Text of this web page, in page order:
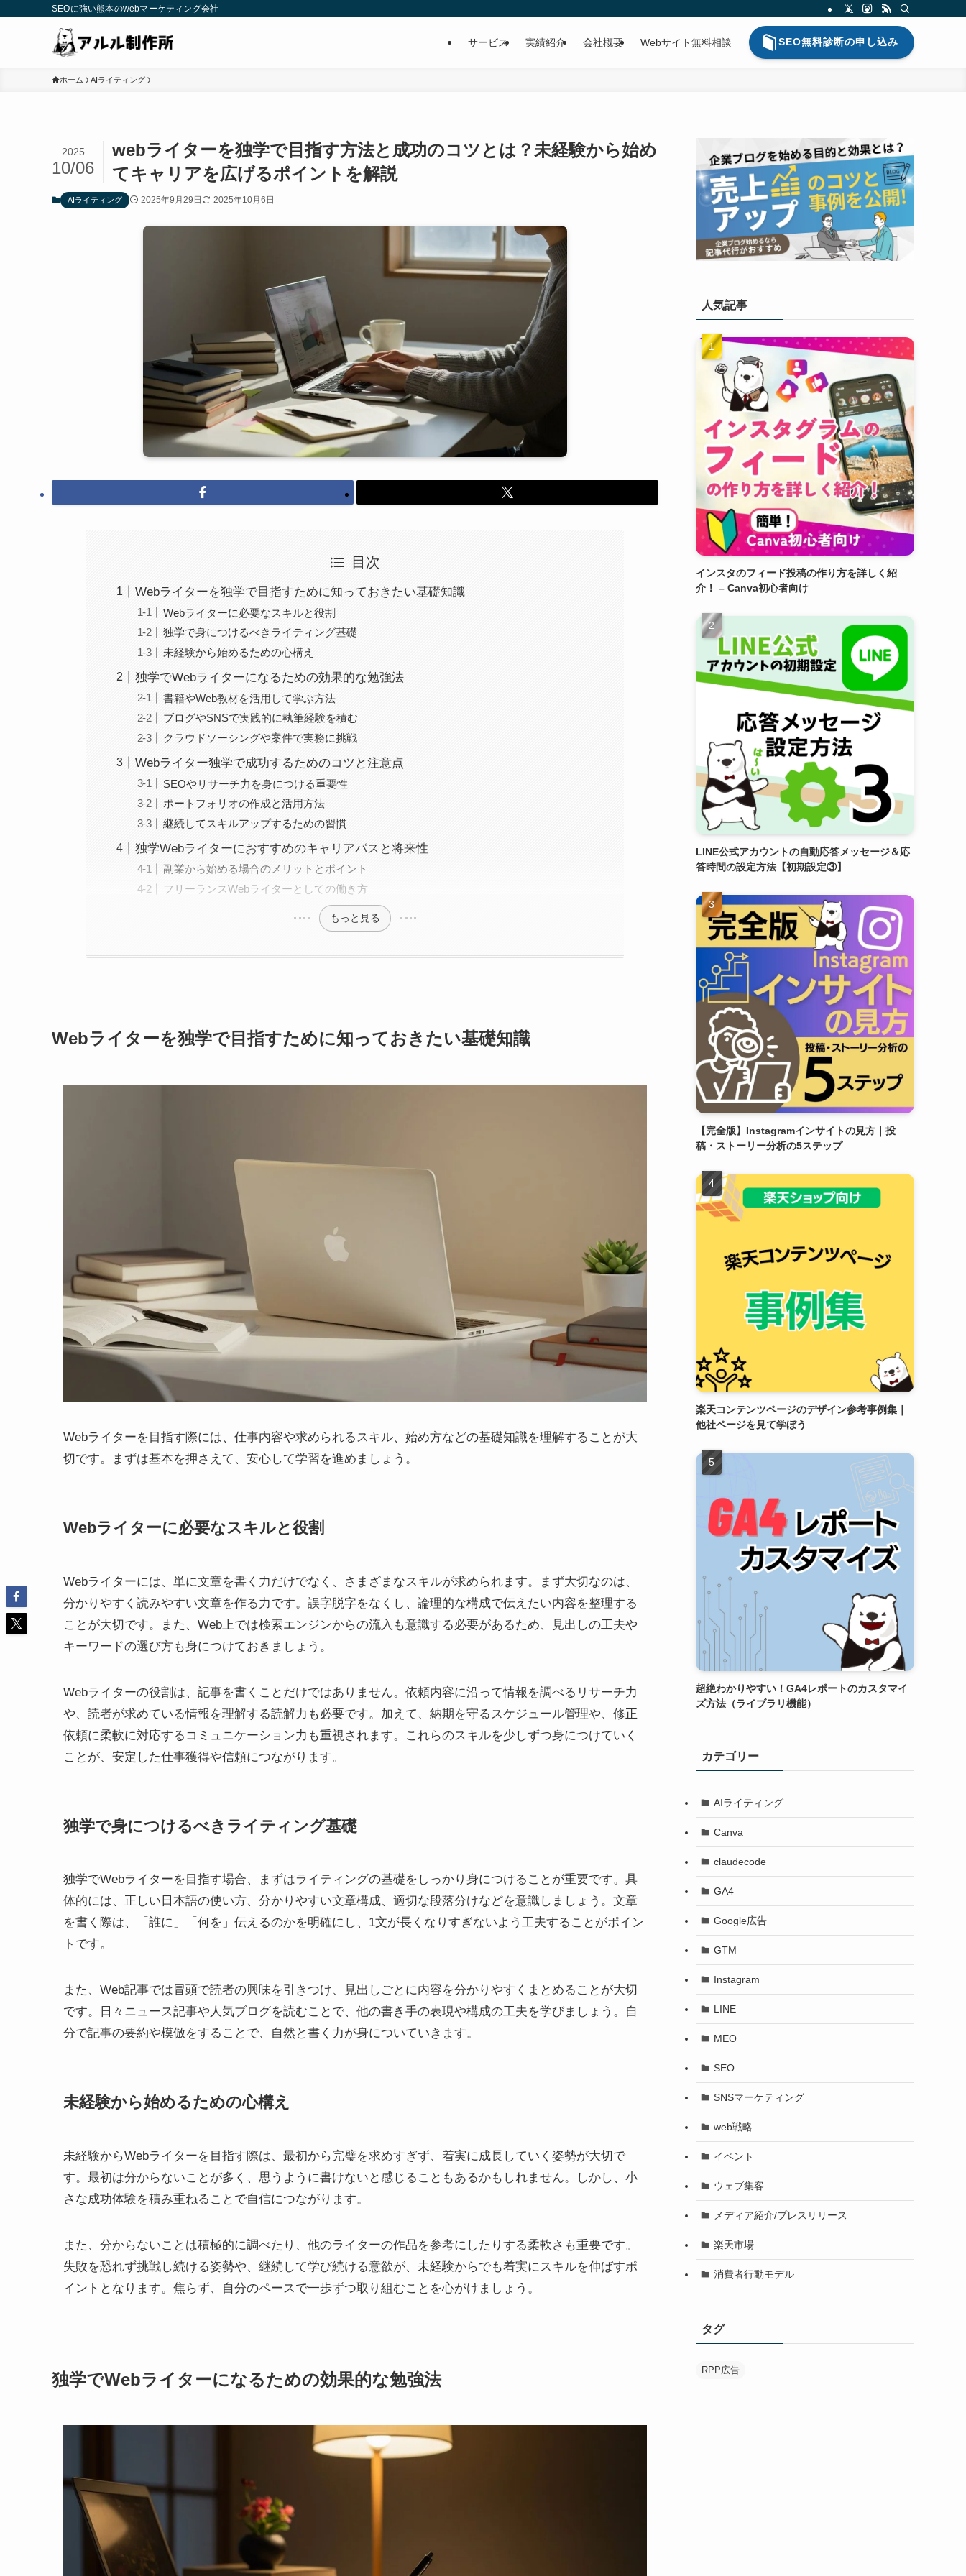
SEOに強い熊本のwebマーケティング会社
サービス 実績紹介 会社概要 Webサイト無料相談 SEO無料診断の申し込み
ホーム AIライティング
webライターを独学で目指す方法と成功のコツとは？未経験から始め
てキャリアを広げるポイントを解説
2025
10/06
AIライティング 2025年9月29日 2025年10月6日
目次
Webライターを独学で目指すために知っておきたい基礎知識
Webライターに必要なスキルと役割
独学で身につけるべきライティング基礎
未経験から始めるための心構え
独学でWebライターになるための効果的な勉強法
書籍やWeb教材を活用して学ぶ方法
ブログやSNSで実践的に執筆経験を積む
クラウドソーシングや案件で実務に挑戦
Webライター独学で成功するためのコツと注意点
SEOやリサーチ力を身につける重要性
ポートフォリオの作成と活用方法
継続してスキルアップするための習慣
独学Webライターにおすすめのキャリアパスと将来性
副業から始める場合のメリットとポイント
フリーランスWebライターとしての働き方
もっと見る
Webライターを独学で目指すために知っておきたい基礎知識
Webライターを目指す際には、仕事内容や求められるスキル、始め方などの基礎知識を理解することが大
切です。まずは基本を押さえて、安心して学習を進めましょう。
Webライターに必要なスキルと役割
Webライターには、単に文章を書く力だけでなく、さまざまなスキルが求められます。まず大切なのは、
分かりやすく読みやすい文章を作る力です。誤字脱字をなくし、論理的な構成で伝えたい内容を整理する
ことが大切です。また、Web上では検索エンジンからの流入も意識する必要があるため、見出しの工夫や
キーワードの選び方も身につけておきましょう。
Webライターの役割は、記事を書くことだけではありません。依頼内容に沿って情報を調べるリサーチ力
や、読者が求めている情報を理解する読解力も必要です。加えて、納期を守るスケジュール管理や、修正
依頼に柔軟に対応するコミュニケーション力も重視されます。これらのスキルを少しずつ身につけていく
ことが、安定した仕事獲得や信頼につながります。
独学で身につけるべきライティング基礎
独学でWebライターを目指す場合、まずはライティングの基礎をしっかり身につけることが重要です。具
体的には、正しい日本語の使い方、分かりやすい文章構成、適切な段落分けなどを意識しましょう。文章
を書く際は、「誰に」「何を」伝えるのかを明確にし、1文が長くなりすぎないよう工夫することがポイン
トです。
また、Web記事では冒頭で読者の興味を引きつけ、見出しごとに内容を分かりやすくまとめることが大切
です。日々ニュース記事や人気ブログを読むことで、他の書き手の表現や構成の工夫を学びましょう。自
分で記事の要約や模倣をすることで、自然と書く力が身についていきます。
未経験から始めるための心構え
未経験からWebライターを目指す際は、最初から完璧を求めすぎず、着実に成長していく姿勢が大切で
す。最初は分からないことが多く、思うように書けないと感じることもあるかもしれません。しかし、小
さな成功体験を積み重ねることで自信につながります。
また、分からないことは積極的に調べたり、他のライターの作品を参考にしたりする柔軟さも重要です。
失敗を恐れず挑戦し続ける姿勢や、継続して学び続ける意欲が、未経験からでも着実にスキルを伸ばすポ
イントとなります。焦らず、自分のペースで一歩ずつ取り組むことを心がけましょう。
独学でWebライターになるための効果的な勉強法
人気記事
インスタのフィード投稿の作り方を詳しく紹
介！ – Canva初心者向け
LINE公式アカウントの自動応答メッセージ＆応
答時間の設定方法【初期設定③】
【完全版】Instagramインサイトの見方｜投
稿・ストーリー分析の5ステップ
楽天コンテンツページのデザイン参考事例集｜
他社ページを見て学ぼう
超絶わかりやすい！GA4レポートのカスタマイ
ズ方法（ライブラリ機能）
カテゴリー
AIライティング
Canva
claudecode
GA4
Google広告
GTM
Instagram
LINE
MEO
SEO
SNSマーケティング
web戦略
イベント
ウェブ集客
メディア紹介/プレスリリース
楽天市場
消費者行動モデル
タグ
RPP広告